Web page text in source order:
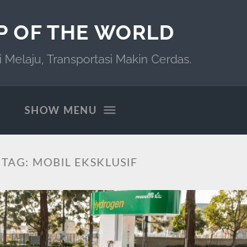
OF THE WORLD
Transportasi Makin Cerdas.
SHOW MENU
TAG: MOBIL EKSKLUSIF